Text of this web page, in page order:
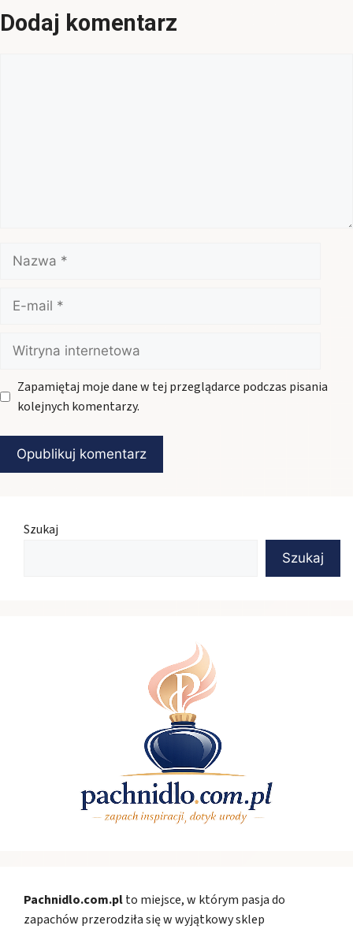
Dodaj komentarz
Nazwa
mail
Witryna
internetowa
Zapamiętaj moje dane w tej przeglądarce podczas pisania
kolejnych komentarzy.
Szukaj
Szukaj
Pachnidlo.com.plto miejsce, w którym pasja do
zapachów przerodziła się w wyjątkowy sklep